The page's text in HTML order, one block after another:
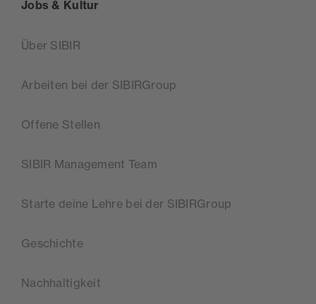
Jobs & Kultur
Über SIBIR
Arbeiten bei der SIBIRGroup
Offene Stellen
SIBIR Management Team
Starte deine Lehre bei der SIBIRGroup
Geschichte
Nachhaltigkeit